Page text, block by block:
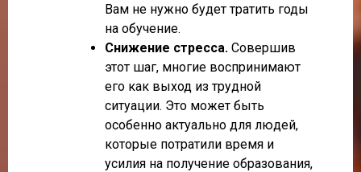
Вам не нужно будет тратить годы
на обучение.
Снижение стресса. Совершив
этот шаг, многие воспринимают
его как выход из трудной
ситуации. Это может быть
особенно актуально для людей,
которые потратили время и
усилия на получение образования,